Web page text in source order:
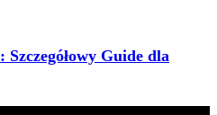
Guide dla